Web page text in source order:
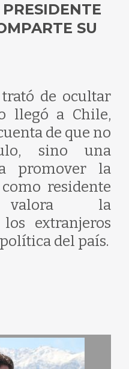
SU
de ocultar
llegó a Chile,
de que no
sino una
promover la
residente
valora la
extranjeros
del país.